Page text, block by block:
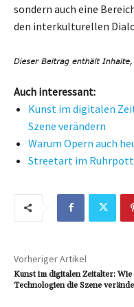
sondern auch eine
den interkulturellen
Auch interessant:
Kunst im digitalen
Szene verändern
Warum Opern auch
Streetart im
Vorheriger Artikel
Kunst im digitalen Zeitalter: Wie
Technologien die Szene